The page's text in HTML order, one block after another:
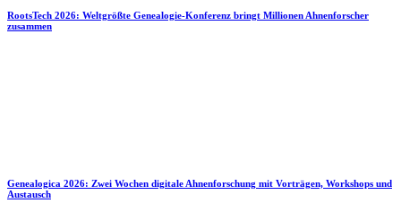
RootsTech 2026: Weltgrößte Genealogie-Konferenz bringt Millionen Ahnenforscher
zusammen
Genealogica 2026: Zwei Wochen digitale Ahnenforschung mit Vorträgen, Workshops und
Austausch